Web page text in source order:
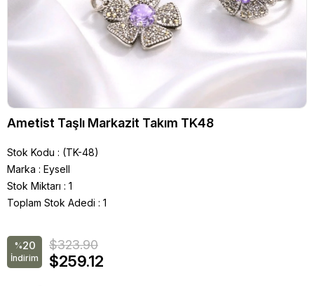
Ametist Taşlı Markazit Takım TK48
Stok Kodu
(TK-48)
Marka : Eysell
Stok Miktarı : 1
Toplam Stok Adedi : 1
%20
İndirim
$323.90
$259.12